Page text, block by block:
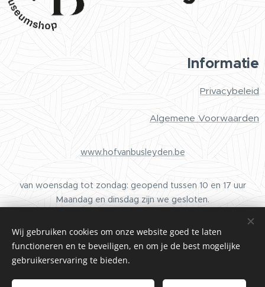
Informatie
Privacybeleid
Algemene Voorwaarden
www.hofvanbusleyden.be
van woensdag tot zondag: geopend tussen 10 en 17 uur
Maandag en dinsdag zijn we gesloten.
Cookies
Wij gebruiken cookies om onze website goed te laten
functioneren en te beveiligen, en om je de best mogelijke
gebruikerservaring te bieden.